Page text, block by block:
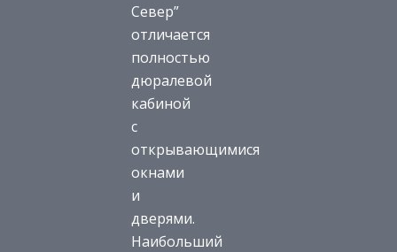
Север”
отличается
полностью
дюралевой
кабиной
с
открывающимися
окнами
и
дверями.
Наибольший